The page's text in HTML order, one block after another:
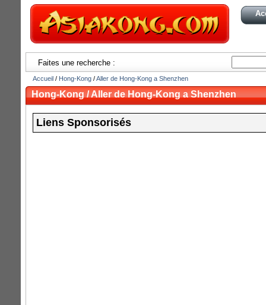
Faites une recherche :
Accueil / Hong-Kong /Aller de Hong-Kong a Shenzhen
Hong-Kong / Aller de Hong-Kong a Shenzhen
Liens Sponsorisés